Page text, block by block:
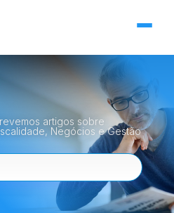
artigos sobre
Negócios e Gestão